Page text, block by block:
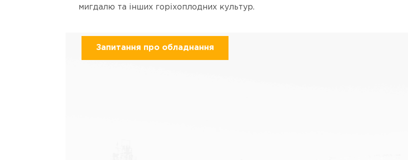
мигдалю та інших горіхоплодних культур.
Запитання про обладнання